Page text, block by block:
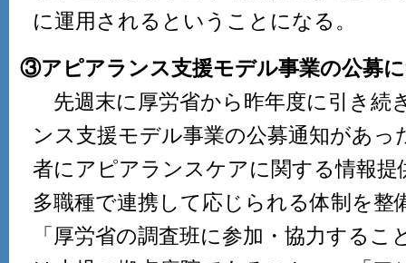
に運用されるということになる。
③アピアランス支援モデル事業の公募
先週末に厚労省から昨年度に引き続
ンス支援モデル事業の公募通知があっ
者にアピアランスケアに関する情報提
多職種で連携して応じられる体制を整
「厚労省の調査班に参加・協力するこ